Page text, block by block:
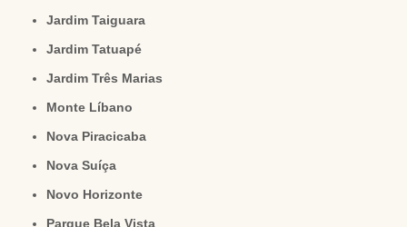
Jardim Taiguara
Jardim Tatuapé
Jardim Três Marias
Monte Líbano
Nova Piracicaba
Nova Suíça
Novo Horizonte
Parque Bela Vista